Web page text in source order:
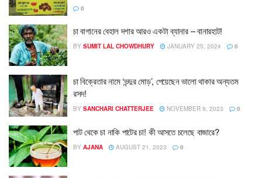
0
চা বাগানের বেহাল দশার আরও একটা ব্যানার – বানারহাট!
BY SUMIT LAL CHOWDHURY JANUARY 25, 2024 0
চা বিক্রেতার নামে ‘ভন্দুর মোড়’, পেয়েছেন ভালো থাকার অন্যতম
রসদ!
BY SANCHARI CHATTERJEE NOVEMBER 9, 2023 0
পাট থেকে চা নাকি পাটের চা! কী আসতে চলেছে বাজারে?
BY AJANA AUGUST 21, 2023 0